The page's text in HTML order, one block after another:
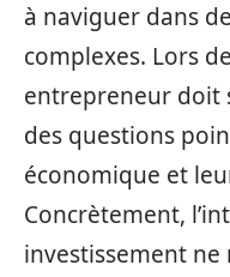
à naviguer dans
complexes. Lors
entrepreneur doit
des questions
économique et
Concrètement,
investissement